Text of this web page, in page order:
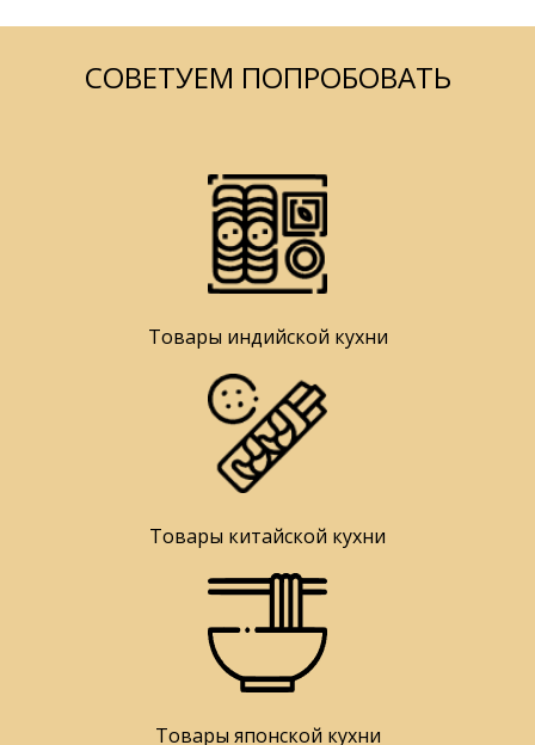
СОВЕТУЕМ ПОПРОБОВАТЬ
Товары индийской кухни
Товары китайской кухни
Товары японской кухни